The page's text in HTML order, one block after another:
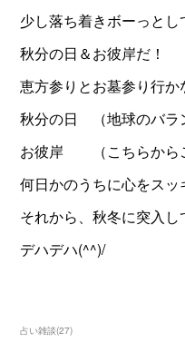
少し落ち着きボーっとし
秋分の日＆お彼岸だ！
恵方参りとお墓参り行か
秋分の日 （地球のバラ
お彼岸 （こちらからご
何日かのうちに心をス
それから、秋冬に突入し
デハデハ(^^)/
占い雑談(27)